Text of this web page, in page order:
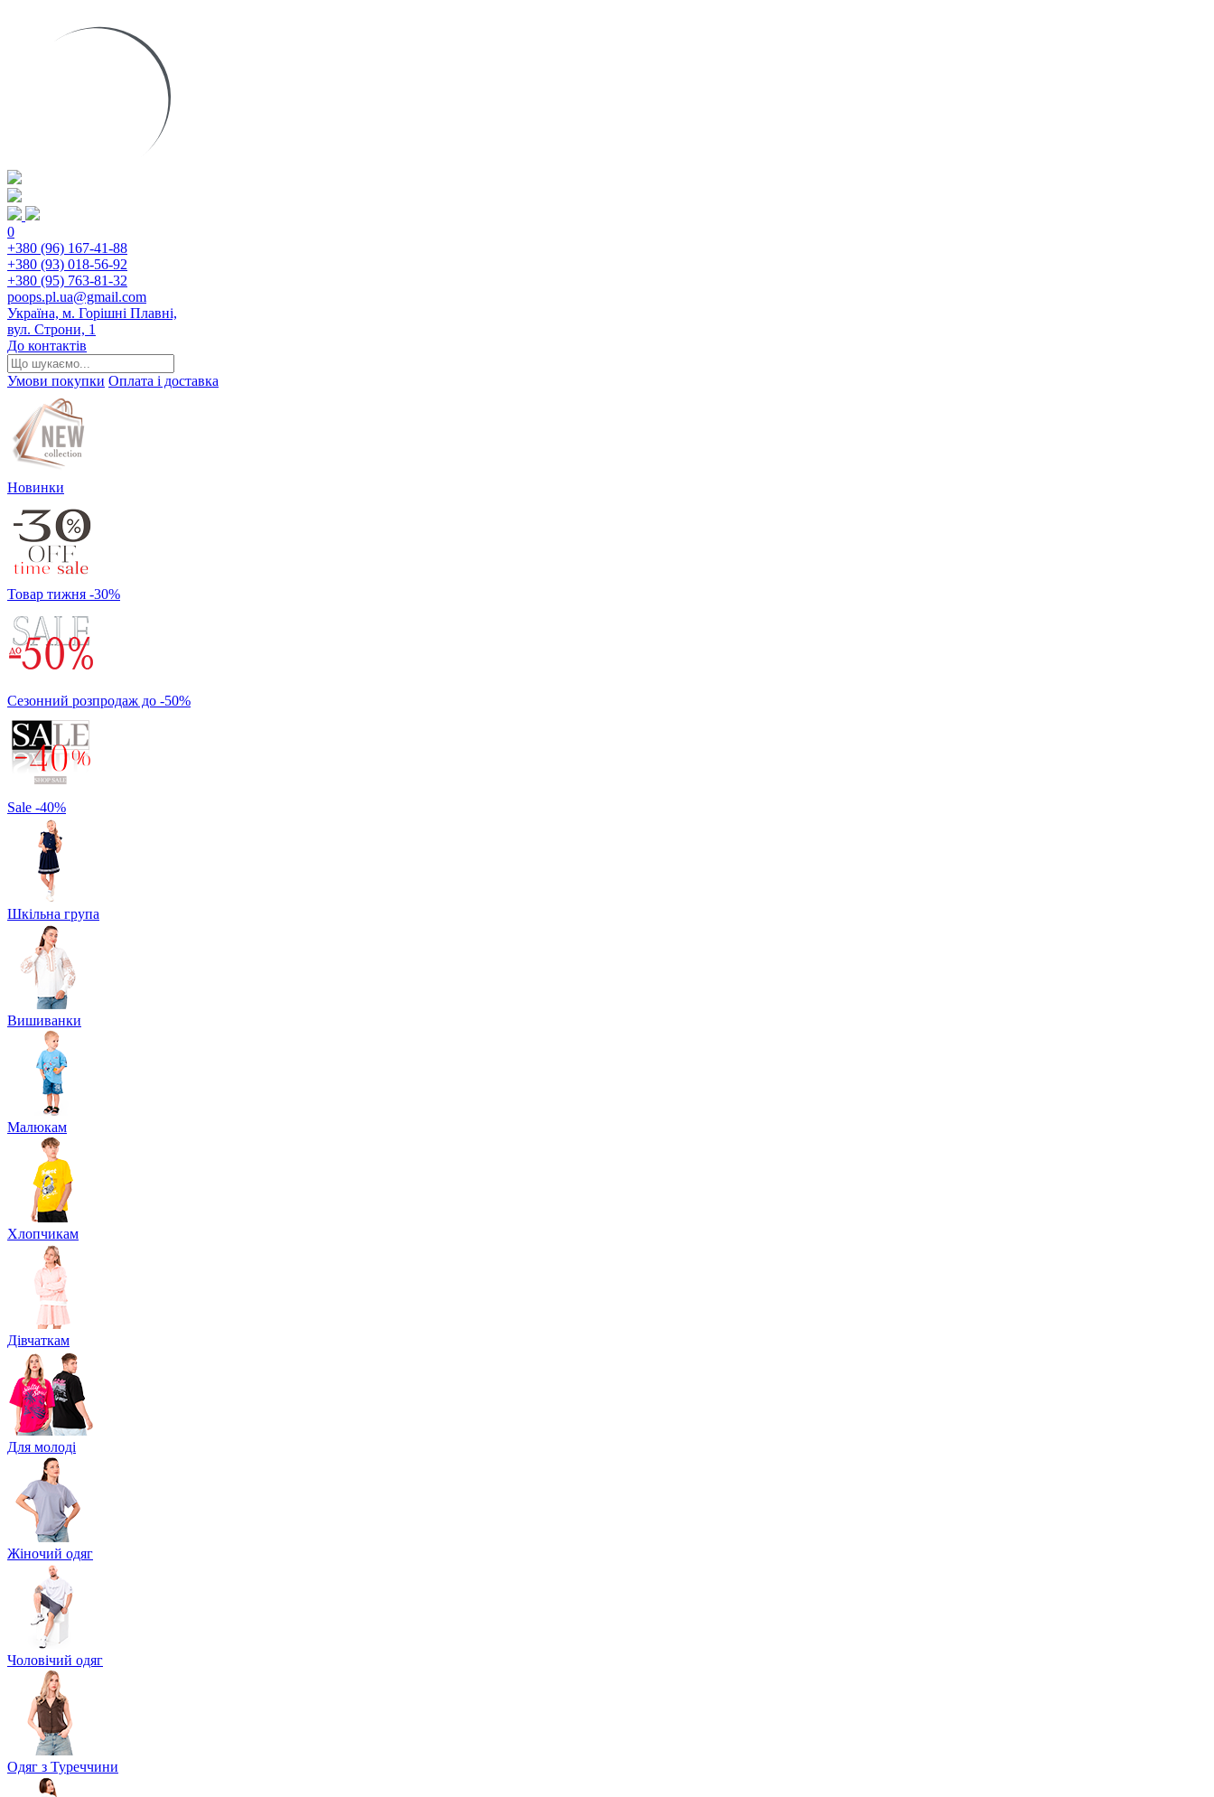
0
+380 (96) 167-41-88
+380 (93) 018-56-92
+380 (95) 763-81-32
poops.pl.ua@gmail.com
Україна, м. Горішні Плавні,
вул. Строни, 1
До контактів
Умови покупки Оплата і доставка
Новинки
Товар тижня -30%
Сезонний розпродаж до -50%
Sale -40%
Шкільна група
Вишиванки
Малюкам
Хлопчикам
Дівчаткам
Для молоді
Жіночий одяг
Чоловічий одяг
Одяг з Туреччини